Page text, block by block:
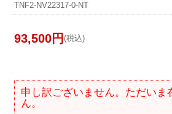
TNF2-NV22317-0-NT
93,500円 (税込)
申し訳ございません。ただいま
ん。